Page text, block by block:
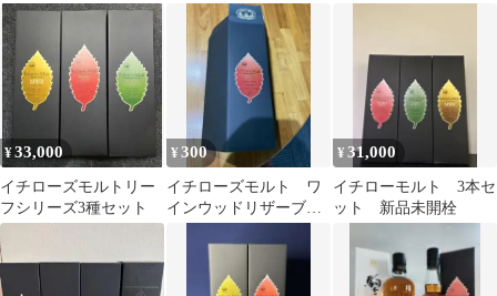
本セット
¥33,000
イチローズモルトリー
フシリーズ3種セット
¥300
イチローズモルト ワ
インウッドリザーブ
¥31,000
イチローモルト 3本セ
ット 新品未開栓